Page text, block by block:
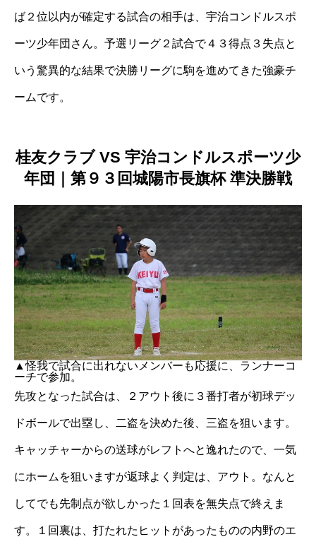
ば２位以内が確定する試合の相手は、宇治コンドルスポ
ーツ少年団さん。予選リーグ２試合で４３得点３失点と
いう驚異的な結果で決勝リーグに駒を進めてきた強豪チ
ームです。
桂友クラブ VS 宇治コンドルスポーツ少
年団｜第９３回城陽市長旗杯 準決勝戦
▲怪我で試合に出れないメンバーも応援に、ランナーコ
ーチで参加。
先攻となった試合は、２アウト後に３番打者が初球デッ
ドボールで出塁し、二盗を決めた後、三盗を狙います。
キャッチャーからの送球がレフトへと逸れたので、一気
にホームを狙いますが返球よく判定は、アウト。なんと
してでも先制点が欲しかった１回表を無失点で終えま
す。１回裏は、打たれたヒットがあったものの内野のエ